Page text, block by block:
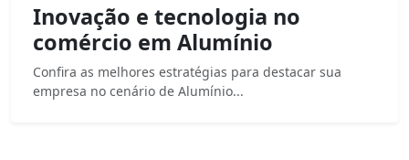
Inovação e tecnologia no
comércio em Alumínio
Confira as melhores estratégias para destacar sua
empresa no cenário de Alumínio...